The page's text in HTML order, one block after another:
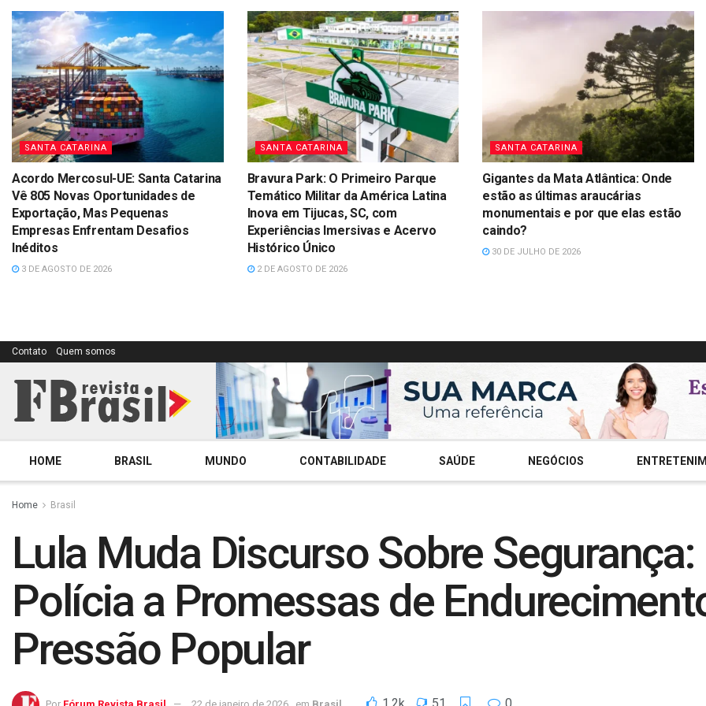
SANTA CATARINA
Acordo Mercosul-UE: Santa Catarina
Vê 805 Novas Oportunidades de
Exportação, Mas Pequenas
Empresas Enfrentam Desafios
Inéditos
3 DE AGOSTO DE 2026
SANTA CATARINA
Bravura Park: O Primeiro Parque
Temático Militar da América Latina
Inova em Tijucas, SC, com
Experiências Imersivas e Acervo
Histórico Único
2 DE AGOSTO DE 2026
SANTA CATARINA
Gigantes da Mata Atlântica: Onde
estão as últimas araucárias
monumentais e por que elas estão
caindo?
30 DE JULHO DE 2026
Contato Quem somos
HOME BRASIL MUNDO CONTABILIDADE SAÚDE NEGÓCIOS
Home Brasil
Lula Muda Discurso Sobre
Polícia a Promessas de
Pressão Popular